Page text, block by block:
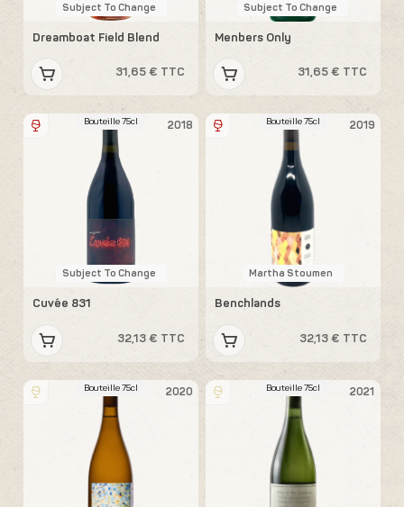
Subject To Change
Dreamboat Field Blend
31,65 € TTC
Subject To Change
Menbers Only
31,65 € TTC
2018
Bouteille 75cl
Subject To Change
Cuvée 831
32,13 € TTC
2019
Bouteille 75cl
Martha Stoumen
Benchlands
32,13 € TTC
2020
Bouteille 75cl 2021
Bouteille 75cl